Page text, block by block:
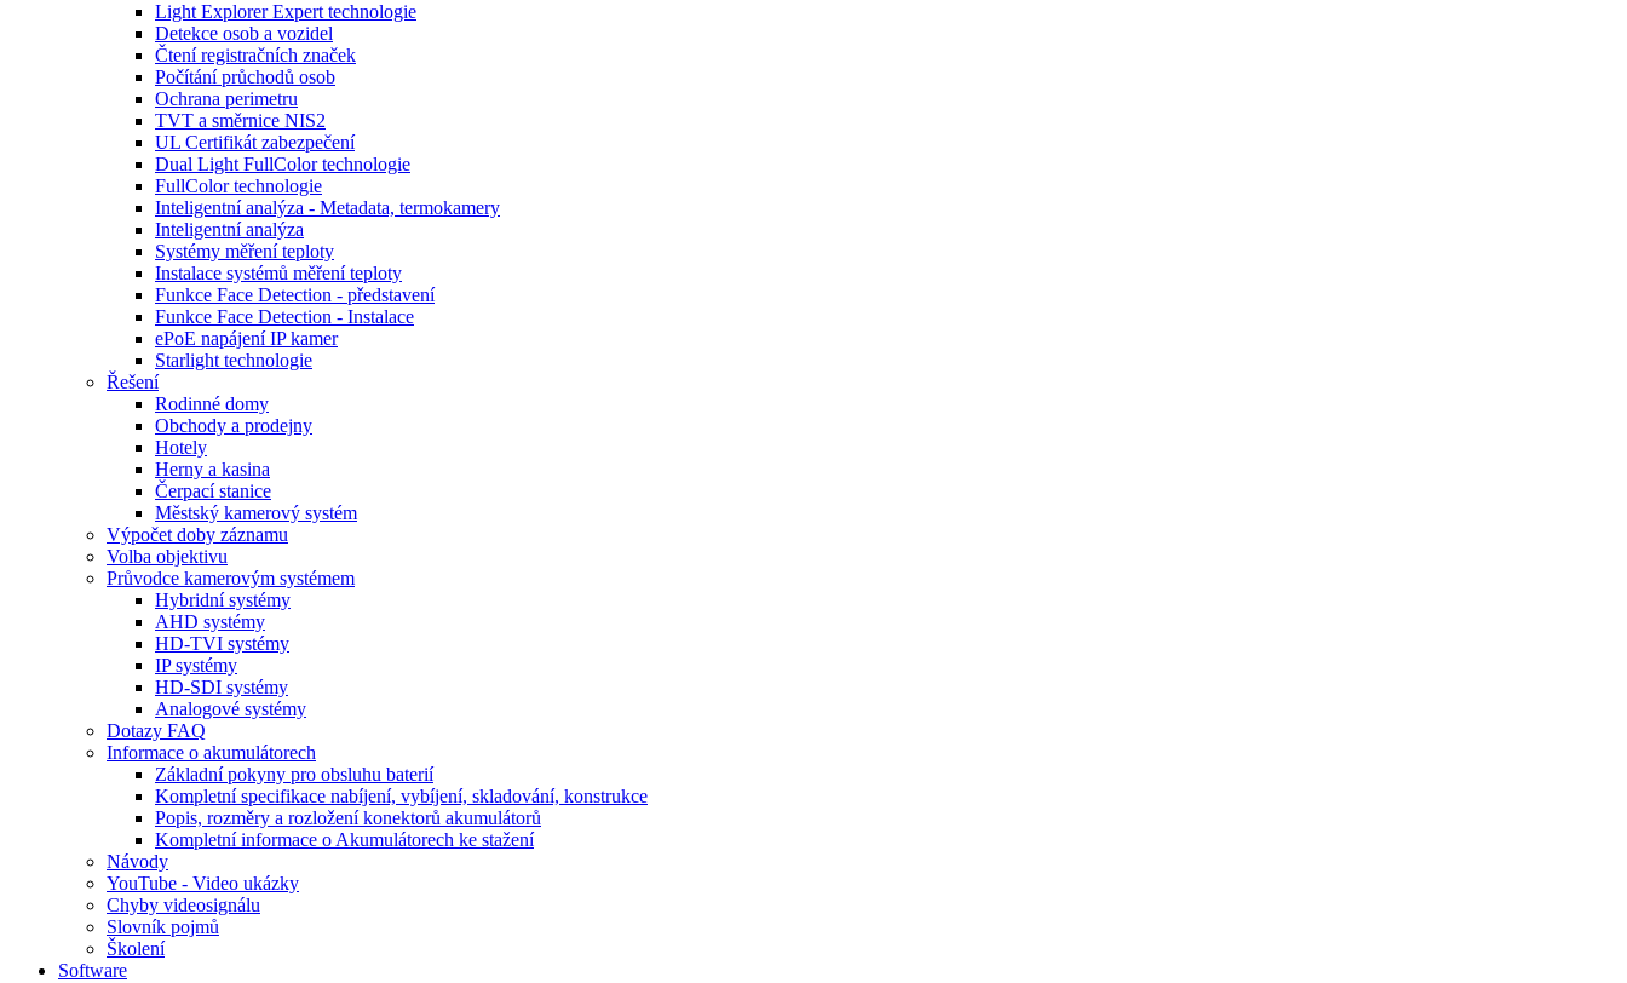
Light Explorer Expert technologie
Detekce osob a vozidel
Čtení registračních značek
Počítání průchodů osob
Ochrana perimetru
TVT a směrnice NIS2
UL Certifikát zabezpečení
Dual Light FullColor technologie
FullColor technologie
Inteligentní analýza - Metadata, termokamery
Inteligentní analýza
Systémy měření teploty
Instalace systémů měření teploty
Funkce Face Detection - představení
Funkce Face Detection - Instalace
ePoE napájení IP kamer
Starlight technologie
Řešení
Rodinné domy
Obchody a prodejny
Hotely
Herny a kasina
Čerpací stanice
Městský kamerový systém
Výpočet doby záznamu
Volba objektivu
Průvodce kamerovým systémem
Hybridní systémy
AHD systémy
HD-TVI systémy
IP systémy
HD-SDI systémy
Analogové systémy
Dotazy FAQ
Informace o akumulátorech
Základní pokyny pro obsluhu baterií
Kompletní specifikace nabíjení, vybíjení, skladování, konstrukce
Popis, rozměry a rozložení konektorů akumulátorů
Kompletní informace o Akumulátorech ke stažení
Návody
YouTube - Video ukázky
Chyby videosignálu
Slovník pojmů
Školení
Software